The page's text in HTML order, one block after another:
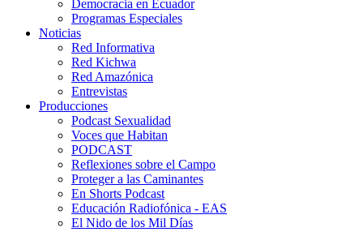
Democracia en Ecuador
Programas Especiales
Noticias
Red Informativa
Red Kichwa
Red Amazónica
Entrevistas
Producciones
Podcast Sexualidad
Voces que Habitan
PODCAST
Reflexiones sobre el Campo
Proteger a las Caminantes
En Shorts Podcast
Educación Radiofónica - EAS
El Nido de los Mil Días